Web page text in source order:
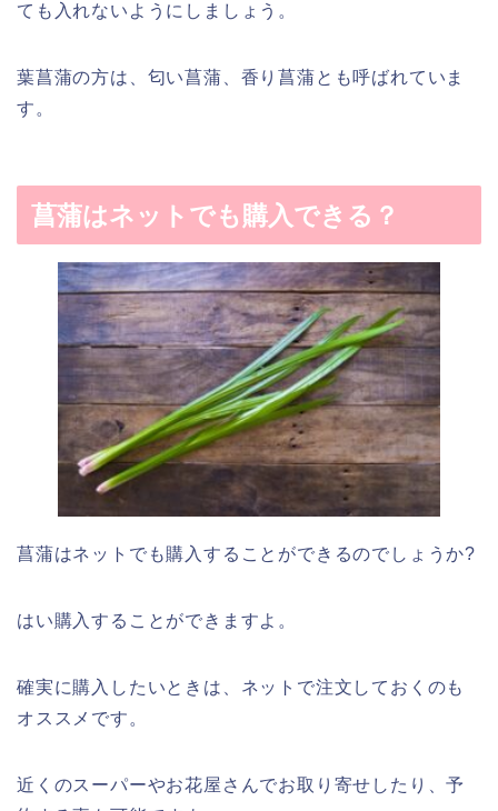
ても入れないようにしましょう。
葉菖蒲の方は、匂い菖蒲、香り菖蒲とも呼ばれていま
す。
菖蒲はネットでも購入できる？
菖蒲はネットでも購入することができるのでしょうか?
はい購入することができますよ。
確実に購入したいときは、ネットで注文しておくのも
オススメです。
近くのスーパーやお花屋さんでお取り寄せしたり、予